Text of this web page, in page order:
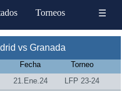
Torneos ☰
vs Granada
Fecha
Torneo
21.Ene.24
LFP 23-24